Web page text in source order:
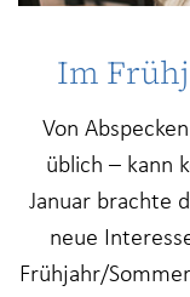
Im
Von
üblich – kann
Januar brachte
neue
Frühjahr/